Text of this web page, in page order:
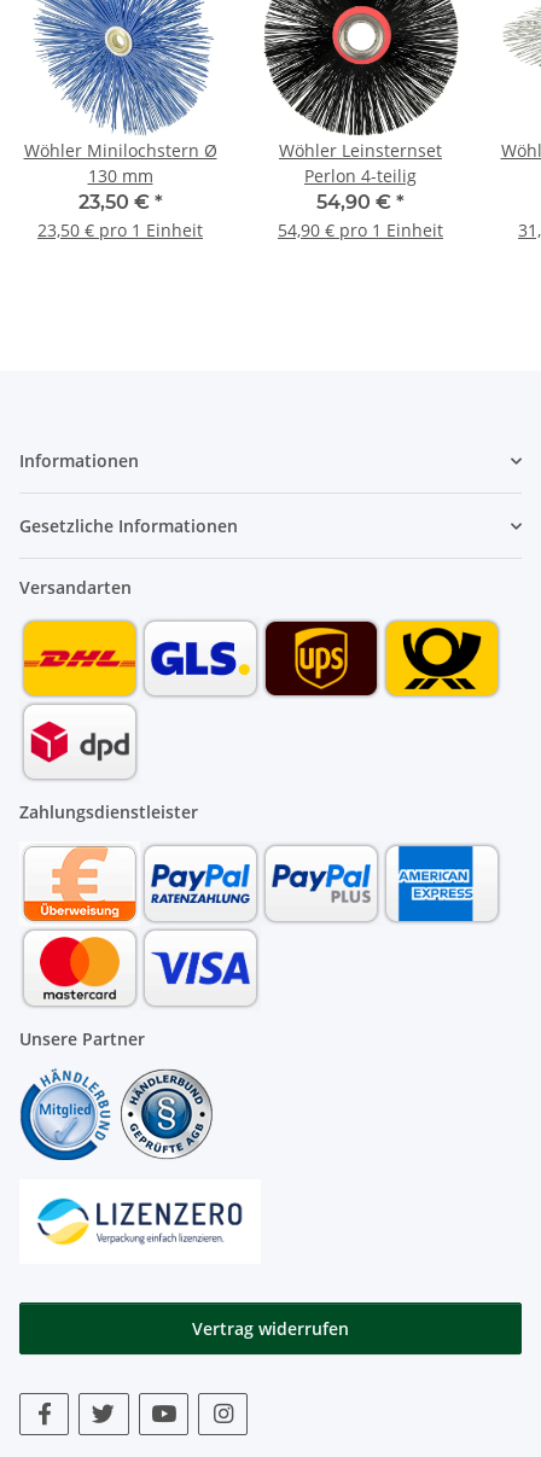
Wöhler Minilochstern Ø
130 mm
23,50 € *
23,50 € pro 1 Einheit
Wöhler Leinsternset
Perlon 4-teilig
54,90 € *
54,90 € pro 1 Einheit
Informationen
Gesetzliche Informationen
Versandarten
Zahlungsdienstleister
Unsere Partner
Vertrag widerrufen